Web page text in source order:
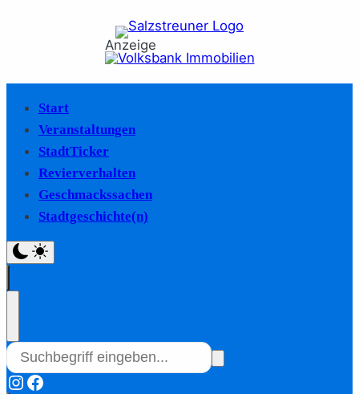
Anzeige
Start
Veranstaltungen
StadtTicker
Revierverhalten
Geschmackssachen
Stadtgeschichte(n)
Instagram
Facebook